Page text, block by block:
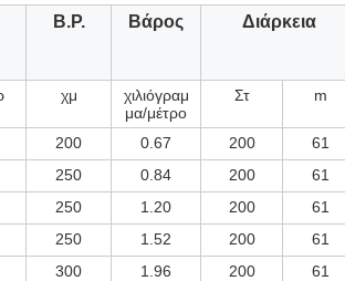
Β.Ρ. Βάρος Διάρκεια
χμ
χιλιόγραμ
μα/μέτρο
Στ m
200 0.67 200
61
250 0.84 200
61
250 1.20 200
61
250 1.52 200
61
300 1.96 200
61